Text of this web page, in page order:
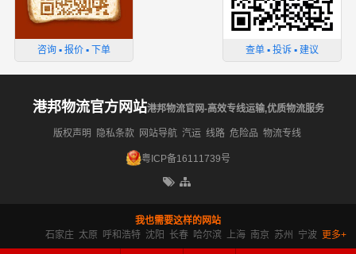
咨询 ▪ 报价 ▪ 下单 查单 ▪ 投诉 ▪ 建议
港邦物流官方网站港邦物流官网-高效专线运输,优质物流服务
版权声明 隐私条款 网站导航 汽运 线路 危险品 物流专线
粤ICP备16111739号
我也需要这样的网站
石家庄 太原 呼和浩特 沈阳 长春 哈尔滨 上海 南京 苏州 宁波 更多+